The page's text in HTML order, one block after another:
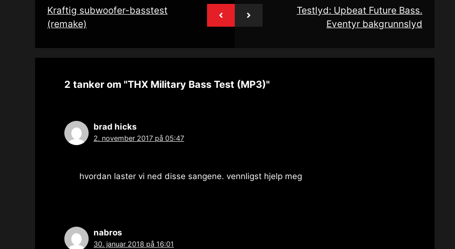
Kraftig subwoofer-basstest
(remake)
Testlyd: Upbeat Future Bass.
Eventyr bakgrunnslyd
2 tanker om "THX Military Bass Test (MP3)"
brad hicks
2. november 2017 på 05:47
hvordan laster vi ned disse sangene. vennligst hjelp meg
nabros
30. januar 2018 på 16:01